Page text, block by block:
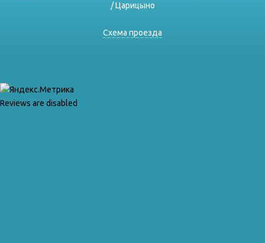
/ Царицыно
Схема проезда
Reviews are disabled